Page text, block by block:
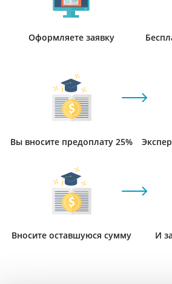
Оформляете заявку
Вы вносите предоплату 25%
Вносите оставшуюся сумму
И